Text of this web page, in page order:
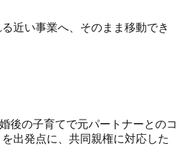
近い事業へ、そのまま移動でき
後の子育てで元パートナーとのコ
出発点に、共同親権に対応した